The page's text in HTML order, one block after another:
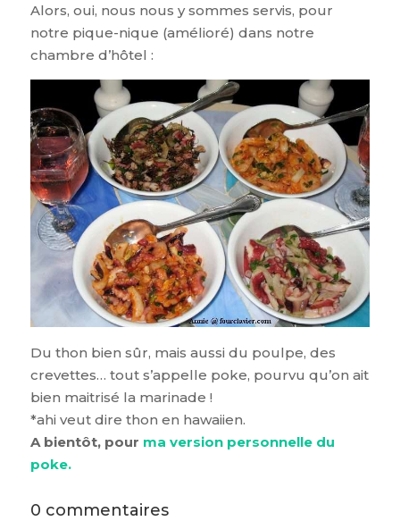
Alors, oui, nous nous y sommes servis, pour
notre pique-nique (amélioré) dans notre
chambre d’hôtel :
Du thon bien sûr, mais aussi du poulpe, des
crevettes… tout s’appelle poke, pourvu qu’on ait
bien maitrisé la marinade !
*ahi veut dire thon en hawaiien.
A bientôt, pour ma version personnelle du
poke.
0 commentaires